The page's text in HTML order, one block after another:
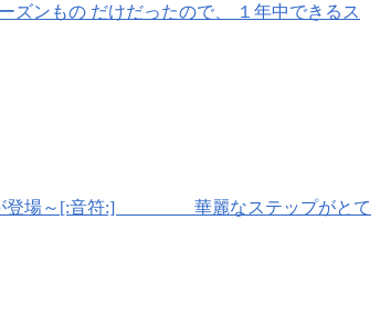
ズンもの だけだったので、 １年中できるス
場～[:音符:] 華麗なステップがとて